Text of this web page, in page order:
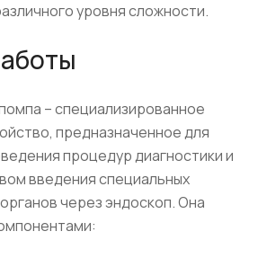
уровня сложности.
– специализированное
предназначенное для
процедур диагностики и
введения специальных
через эндоскоп. Она